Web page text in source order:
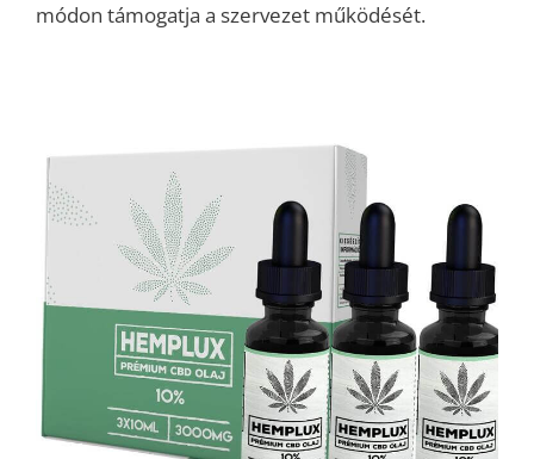
módon támogatja a szervezet működését.